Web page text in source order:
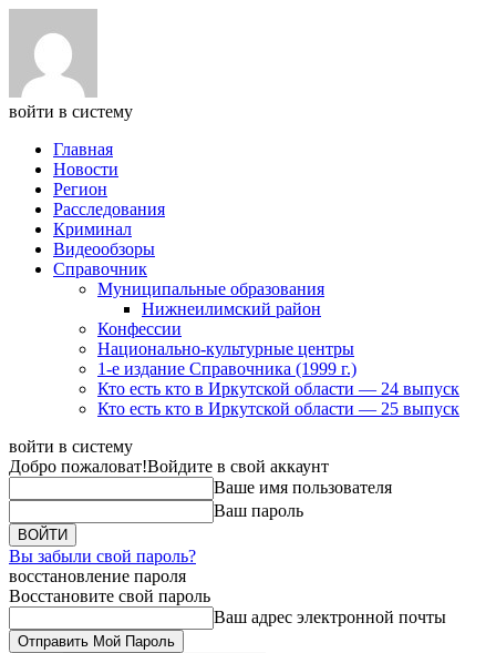
войти в систему
Главная
Новости
Регион
Расследования
Криминал
Видеообзоры
Справочник
Муниципальные образования
Нижнеилимский район
Конфессии
Национально-культурные центры
1-е издание Справочника (1999 г.)
Кто есть кто в Иркутской области — 24 выпуск
Кто есть кто в Иркутской области — 25 выпуск
войти в систему
Добро пожаловат!Войдите в свой аккаунт
Ваше имя пользователя
Ваш пароль
Вы забыли свой пароль?
восстановление пароля
Восстановите свой пароль
Ваш адрес электронной почты